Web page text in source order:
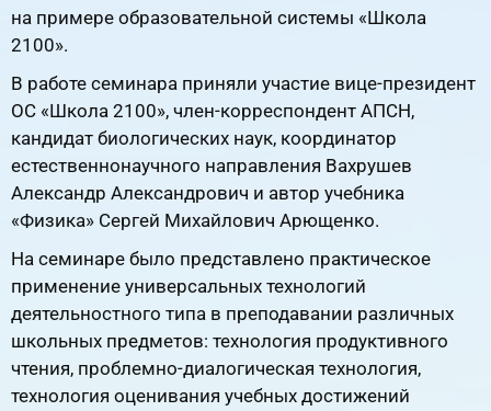
на примере образовательной системы «Школа
2100».
В работе семинара приняли участие вице-президент
ОС «Школа 2100», член-корреспондент АПСН,
кандидат биологических наук, координатор
естественнонаучного направления Вахрушев
Александр Александрович и автор учебника
«Физика» Сергей Михайлович Арющенко.
На семинаре было представлено практическое
применение универсальных технологий
деятельностного типа в преподавании различных
школьных предметов: технология продуктивного
чтения, проблемно-диалогическая технология,
технология оценивания учебных достижений